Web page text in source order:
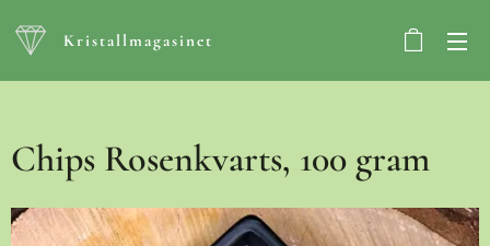
Kristallmagasinet
Chips Rosenkvarts, 100 gram